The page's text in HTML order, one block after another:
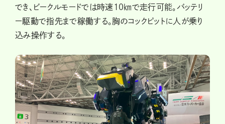
でき、ビークルモードでは時速10㎞で走行可能。バッテリ
ー駆動で指先まで稼働する。胸のコックピットに人が乗り
込み操作する。